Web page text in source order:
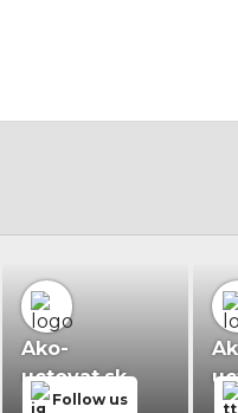
Ako-
uctovat.sk
Follow us